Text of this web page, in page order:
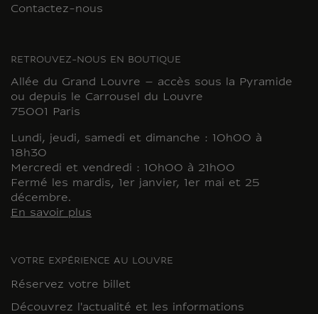
Contactez-nous
RETROUVEZ-NOUS EN BOUTIQUE
Allée du Grand Louvre – accès sous la Pyramide
ou depuis le Carrousel du Louvre
75001 Paris
Lundi, jeudi, samedi et dimanche : 10h00 à
18h30
Mercredi et vendredi : 10h00 à 21h00
Fermé les mardis, 1er janvier, 1er mai et 25
décembre.
En savoir plus
VOTRE EXPÉRIENCE AU LOUVRE
Réservez votre billet
Découvrez l'actualité et les informations